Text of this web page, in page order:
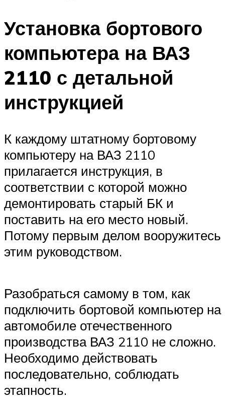
Установка бортового
компьютера на ВАЗ
2110 с детальной
инструкцией
К каждому штатному бортовому
компьютеру на ВАЗ 2110
прилагается инструкция, в
соответствии с которой можно
демонтировать старый БК и
поставить на его место новый.
Потому первым делом вооружитесь
этим руководством.
Разобраться самому в том, как
подключить бортовой компьютер на
автомобиле отечественного
производства ВАЗ 2110 не сложно.
Необходимо действовать
последовательно, соблюдать
этапность.